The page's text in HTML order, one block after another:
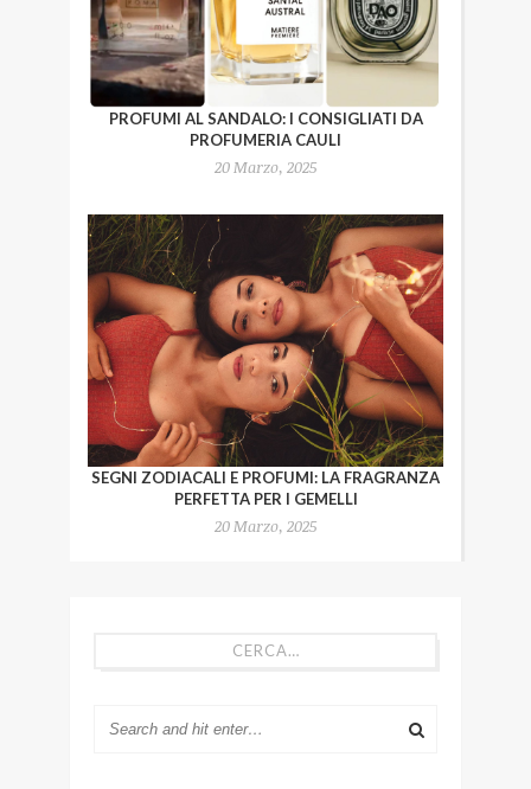
PROFUMI AL SANDALO: I CONSIGLIATI DA
PROFUMERIA CAULI
20 Marzo, 2025
SEGNI ZODIACALI E PROFUMI: LA FRAGRANZA
PERFETTA PER I GEMELLI
20 Marzo, 2025
CERCA…